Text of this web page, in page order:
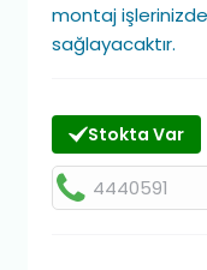
montaj
sağlayacaktır.
Stokta Var
4440591